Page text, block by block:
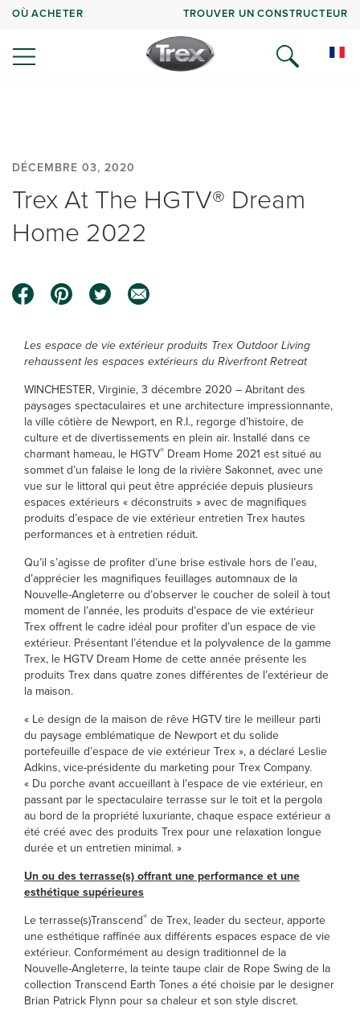
OÙ ACHETER TROUVER UN CONSTRUCTEUR
DÉCEMBRE 03, 2020
Trex At The HGTV® Dream
Home 2022
Les espace de vie extérieur produits Trex Outdoor Living
rehaussent les espaces extérieurs du Riverfront Retreat
WINCHESTER, Virginie, 3 décembre 2020 – Abritant des
paysages spectaculaires et une architecture impressionnante,
la ville côtière de Newport, en R.I., regorge d’histoire, de
culture et de divertissements en plein air. Installé dans ce
charmant hameau, le HGTV® Dream Home 2021 est situé au
sommet d’un falaise le long de la rivière Sakonnet, avec une
vue sur le littoral qui peut être appréciée depuis plusieurs
espaces extérieurs « déconstruits » avec de magnifiques
produits d’espace de vie extérieur entretien Trex hautes
performances et à entretien réduit.
Qu’il s’agisse de profiter d’une brise estivale hors de l’eau,
d’apprécier les magnifiques feuillages automnaux de la
Nouvelle-Angleterre ou d’observer le coucher de soleil à tout
moment de l’année, les produits d’espace de vie extérieur
Trex offrent le cadre idéal pour profiter d’un espace de vie
extérieur. Présentant l’étendue et la polyvalence de la gamme
Trex, le HGTV Dream Home de cette année présente les
produits Trex dans quatre zones différentes de l’extérieur de
la maison.
« Le design de la maison de rêve HGTV tire le meilleur parti
du paysage emblématique de Newport et du solide
portefeuille d’espace de vie extérieur Trex », a déclaré Leslie
Adkins, vice-présidente du marketing pour Trex Company.
« Du porche avant accueillant à l’espace de vie extérieur, en
passant par le spectaculaire terrasse sur le toit et la pergola
au bord de la propriété luxuriante, chaque espace extérieur a
été créé avec des produits Trex pour une relaxation longue
durée et un entretien minimal. »
Un ou des terrasse(s) offrant une performance et une
esthétique supérieures
Le terrasse(s)Transcend® de Trex, leader du secteur, apporte
une esthétique raffinée aux différents espaces espace de vie
extérieur. Conformément au design traditionnel de la
Nouvelle-Angleterre, la teinte taupe clair de Rope Swing de la
collection Transcend Earth Tones a été choisie par le designer
Brian Patrick Flynn pour sa chaleur et son style discret.